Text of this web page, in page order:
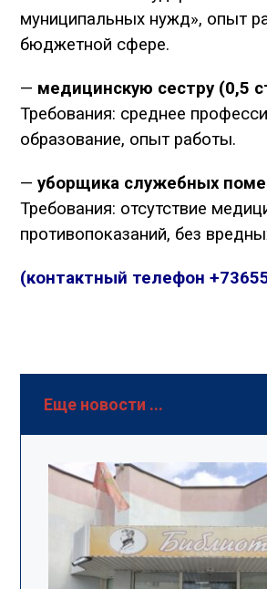
муниципальных нужд», опыт
бюджетной сфере.
— медицинскую сестру (0,5
Требования: среднее
образование, опыт работы.
—уборщика служебных
Требования: отсутствие
противопоказаний, без
(контактный телефон
Еще новости ...